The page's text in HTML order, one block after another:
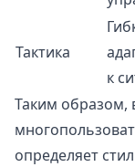
Тактика
к
Таким
определяет